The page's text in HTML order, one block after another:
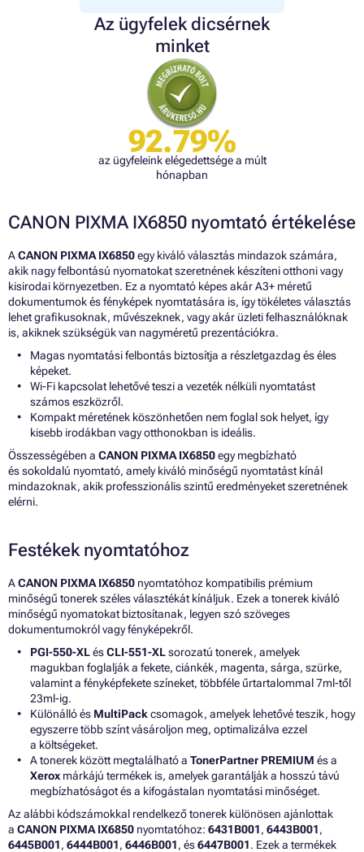
Az ügyfelek dicsérnek
minket
92.79%
az ügyfeleink elégedettsége a múlt
hónapban
CANON PIXMA IX6850 nyomtató értékelése
ACANON PIXMA IX6850egy kiváló választás mindazok számára,
akik nagy felbontású nyomatokat szeretnének készíteni otthoni vagy
kisirodai környezetben. Ez a nyomtató képes akár A3+ méretű
dokumentumok és fényképek nyomtatására is, így tökéletes választás
lehet grafikusoknak, művészeknek, vagy akár üzleti felhasználóknak
is, akiknek szükségük van nagyméretű prezentációkra.
Magas nyomtatási felbontás biztosítja a részletgazdag és éles
képeket.
Wi-Fi kapcsolat lehetővé teszi a vezeték nélküli nyomtatást
számos eszközről.
Kompakt méretének köszönhetően nem foglal sok helyet, így
kisebb irodákban vagy otthonokban is ideális.
Összességében a CANON PIXMA IX6850egy megbízható
és sokoldalú nyomtató, amely kiváló minőségű nyomtatást kínál
mindazoknak, akik professzionális szintű eredményeket szeretnének
elérni.
Festékek nyomtatóhoz
ACANON PIXMA IX6850 nyomtatóhoz kompatibilis prémium
minőségű tonerek széles választékát kínáljuk. Ezek a tonerek kiváló
minőségű nyomatokat biztosítanak, legyen szó szöveges
dokumentumokról vagy fényképekről.
PGI-550-XLésCLI-551-XLsorozatú tonerek, amelyek
magukban foglalják a fekete, ciánkék, magenta, sárga, szürke,
valamint a fényképfekete színeket, többféle űrtartalommal 7ml-től
23ml-ig.
Különálló és MultiPack csomagok, amelyek lehetővé teszik, hogy
egyszerre több színt vásároljon meg, optimalizálva ezzel
a költségeket.
A tonerek között megtalálható a TonerPartner PREMIUM és a
Xerox márkájú termékek is, amelyek garantálják a hosszú távú
megbízhatóságot és a kifogástalan nyomtatási minőséget.
Az alábbi kódszámokkal rendelkező tonerek különösen ajánlottak
a CANON PIXMA IX6850 nyomtatóhoz: 6431B001, 6443B001,
6445B001, 6444B001, 6446B001, és6447B001. Ezek a termékek